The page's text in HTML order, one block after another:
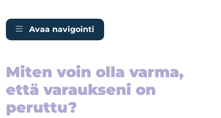
Avaa navigointi
Miten voin olla varma,
että varaukseni on
peruttu?